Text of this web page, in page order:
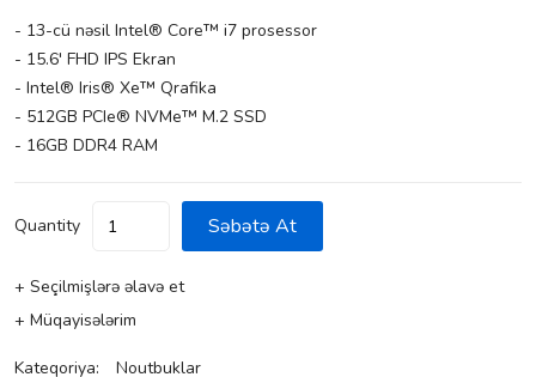
- 13-cü nəsil Intel® Core™ i7 prosessor
- 15.6' FHD IPS Ekran
- Intel® Iris® Xe™ Qrafika
- 512GB PCIe® NVMe™ M.2 SSD
- 16GB DDR4 RAM
Quantity Səbətə At
+ Seçilmişlərə əlavə et
+ Müqayisələrim
Kateqoriya: Noutbuklar